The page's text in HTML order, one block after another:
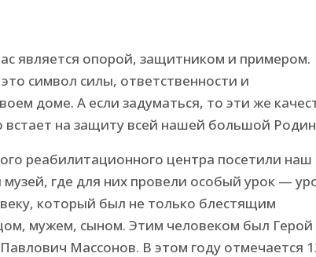
является опорой, защитником и примером.
символ силы, ответственности и
доме. А если задуматься, то эти же
встает на защиту всей нашей большой
реабилитационного центра посетили наш
где для них провели особый урок —
который был не только блестящим
мужем, сыном. Этим человеком был Герой
Массонов. В этом году отмечается